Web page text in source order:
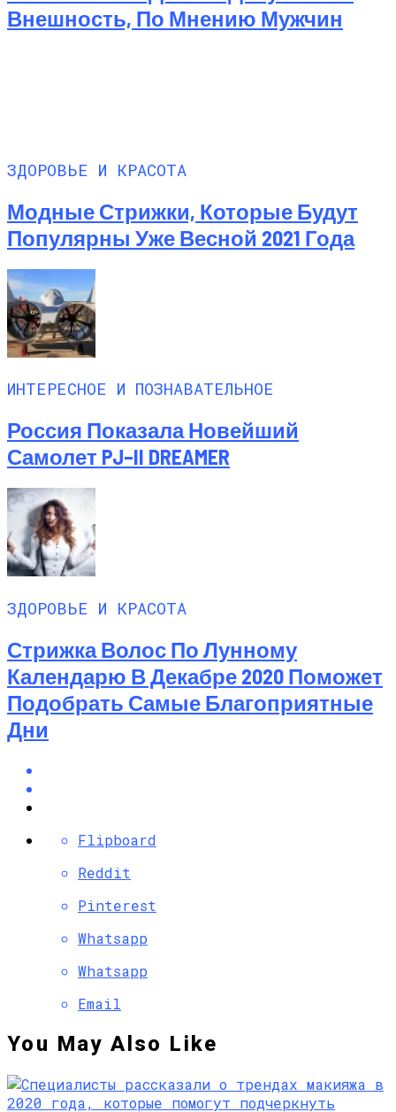
Внешность, По Мнению Мужчин
ЗДОРОВЬЕ И КРАСОТА
Модные Стрижки, Которые Будут
Популярны Уже Весной 2021 Года
ИНТЕРЕСНОЕ И ПОЗНАВАТЕЛЬНОЕ
Россия Показала Новейший
Самолет PJ–II DREAMER
ЗДОРОВЬЕ И КРАСОТА
Стрижка Волос По Лунному
Календарю В Декабре 2020 Поможет
Подобрать Самые Благоприятные
Дни
Flipboard
Reddit
Pinterest
Whatsapp
Whatsapp
Email
You May Also Like